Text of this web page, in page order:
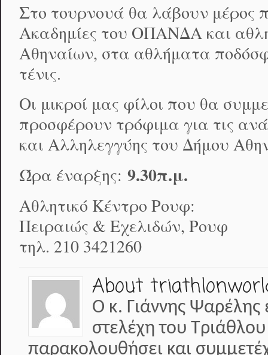
Στο τουρνουά θα λάβουν μέρος
Ακαδημίες του ΟΠΑΝΔΑ και
Αθηναίων, στα αθλήματα
τένις.
Οι μικροί μας φίλοι που θα
προσφέρουν τρόφιμα για τις
και Αλληλεγγύης του Δήμου
Ώρα έναρξης: 9.30π.μ.
Αθλητικό Κέντρο Ρουφ:
Πειραιώς & Εχελιδών, Ρουφ
τηλ. 210 3421260
About
Ο κ. Γιάννης Ψαρέλης
στελέχη του
παρακολουθήσει και